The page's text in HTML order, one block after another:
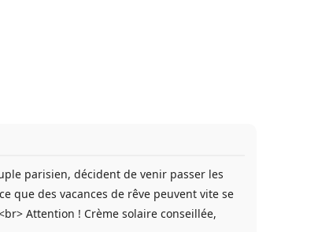
parisien, décident de venir passer les
que des vacances de rêve peuvent vite se
Attention ! Crème solaire conseillée,